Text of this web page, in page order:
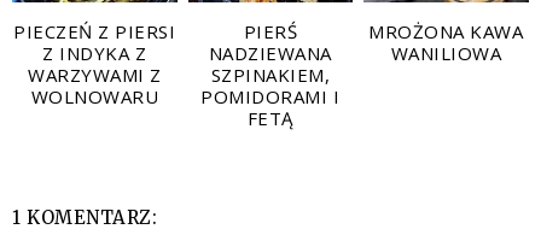
PIECZEŃ Z PIERSI
Z INDYKA Z
WARZYWAMI Z
WOLNOWARU
PIERŚ
NADZIEWANA
SZPINAKIEM,
POMIDORAMI I
FETĄ
MROŻONA KAWA
WANILIOWA
1 KOMENTARZ: